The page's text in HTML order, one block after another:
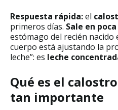
Respuesta rápida:el
primeros días. Sale en
estómago del recién nacido
cuerpo está ajustando la
leche”: es leche
Qué es el
tan importante